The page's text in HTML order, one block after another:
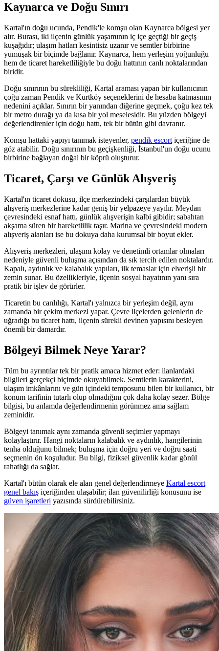
Kaynarca ve Doğu Sınırı
Kartal'ın doğu ucunda, Pendik'le komşu olan Kaynarca bölgesi yer
alır. Burası, iki ilçenin günlük yaşamının iç içe geçtiği bir geçiş
kuşağıdır; ulaşım hatları kesintisiz uzanır ve semtler birbirine
yumuşak bir biçimde bağlanır. Kaynarca, hem yerleşim yoğunluğu
hem de ticaret hareketliliğiyle bu doğu hattının canlı noktalarından
biridir.
Doğu sınırının bu sürekliliği, Kartal araması yapan bir kullanıcının
çoğu zaman Pendik ve Kurtköy seçeneklerini de hesaba katmasının
nedenini açıklar. Sınırın bir yanından diğerine geçmek, çoğu kez tek
bir metro durağı ya da kısa bir yol meselesidir. Bu yüzden bölgeyi
değerlendirenler için doğu hattı, tek bir bütün gibi davranır.
Komşu hattaki yapıyı tanımak isteyenler, pendik escort içeriğine de
göz atabilir. Doğu sınırının bu geçişkenliği, İstanbul'un doğu ucunu
birbirine bağlayan doğal bir köprü oluşturur.
Ticaret, Çarşı ve Günlük Alışveriş
Kartal'ın ticaret dokusu, ilçe merkezindeki çarşılardan büyük
alışveriş merkezlerine kadar geniş bir yelpazeye yayılır. Meydan
çevresindeki esnaf hattı, günlük alışverişin kalbi gibidir; sabahtan
akşama süren bir hareketlilik taşır. Marina ve çevresindeki modern
alışveriş alanları ise bu dokuya daha kurumsal bir boyut ekler.
Alışveriş merkezleri, ulaşımı kolay ve denetimli ortamlar olmaları
nedeniyle güvenli buluşma açısından da sık tercih edilen noktalardır.
Kapalı, aydınlık ve kalabalık yapıları, ilk temaslar için elverişli bir
zemin sunar. Bu özellikleriyle, ilçenin sosyal hayatının yanı sıra
pratik bir işlev de görürler.
Ticaretin bu canlılığı, Kartal'ı yalnızca bir yerleşim değil, aynı
zamanda bir çekim merkezi yapar. Çevre ilçelerden gelenlerin de
uğradığı bu ticaret hattı, ilçenin sürekli devinen yapısını besleyen
önemli bir damardır.
Bölgeyi Bilmek Neye Yarar?
Tüm bu ayrıntılar tek bir pratik amaca hizmet eder: ilanlardaki
bilgileri gerçekçi biçimde okuyabilmek. Semtlerin karakterini,
ulaşım imkânlarını ve gün içindeki temposunu bilen bir kullanıcı, bir
konum tarifinin tutarlı olup olmadığını çok daha kolay sezer. Bölge
bilgisi, bu anlamda değerlendirmenin görünmez ama sağlam
zeminidir.
Bölgeyi tanımak aynı zamanda güvenli seçimler yapmayı
kolaylaştırır. Hangi noktaların kalabalık ve aydınlık, hangilerinin
tenha olduğunu bilmek; buluşma için doğru yeri ve doğru saati
seçmenin ön koşuludur. Bu bilgi, fiziksel güvenlik kadar gönül
rahatlığı da sağlar.
Kartal'ı bütün olarak ele alan genel değerlendirmeye Kartal escort
genel bakış içeriğinden ulaşabilir; ilan güvenilirliği konusunu ise
güven işaretleri yazısında sürdürebilirsiniz.